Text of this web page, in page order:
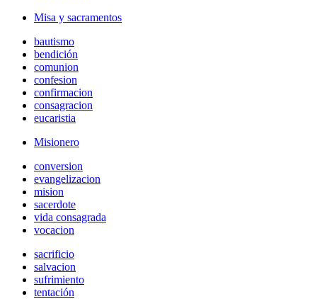
Misa y sacramentos
bautismo
bendición
comunion
confesion
confirmacion
consagracion
eucaristia
Misionero
conversion
evangelizacion
mision
sacerdote
vida consagrada
vocacion
sacrificio
salvacion
sufrimiento
tentación